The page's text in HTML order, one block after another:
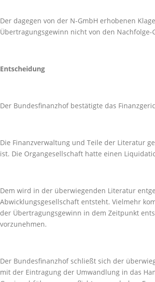
Der dagegen von der N-GmbH erhobenen
Übertragungsgewinn nicht von den
Entscheidung
Der Bundesfinanzhof bestätigte das
Die Finanzverwaltung und Teile der Literatur
ist. Die Organgesellschaft hatte einen
Dem wird in der überwiegenden Literatur
Abwicklungsgesellschaft entsteht. Vielmehr
der Übertragungsgewinn in dem Zeitpunkt
vorzunehmen.
Der Bundesfinanzhof schließt sich der
mit der Eintragung der Umwandlung in das